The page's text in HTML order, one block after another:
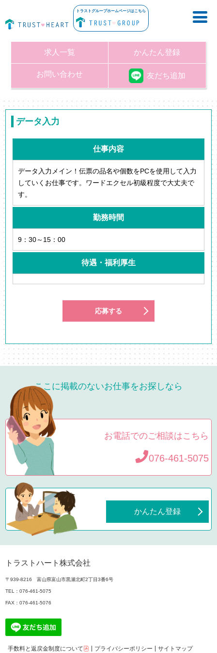
トラストグループホームページはこちら
求人一覧 かんたん登録
お問い合わせ 友だち追加
データ入力
仕事内容
データ入力メイン！伝票の品名や個数をPCを使用して入力
していくお仕事です。ワードエクセル初級程度で大丈夫で
す。
勤務時間
9：30～15：00
待遇・福利厚生
応募する
ここに掲載のないお仕事をお探しなら
お電話でのご相談はこちら
076-461-5075
かんたん登録
トラストハート株式会社
〒939-8216 富山県富山市黒瀬北町2丁目3番6号
TEL：076-461-5075
FAX：076-461-5076
手数料と返戻金制度について プライバシーポリシー サイトマップ